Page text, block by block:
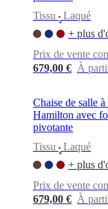
Tissu
•
Laqué
+ plus
Prix de vente
679,00 € À
Chaise de salle
Hamilton avec
pivotante
Tissu
•
Laqué
+ plus
Prix de vente
679,00 € À